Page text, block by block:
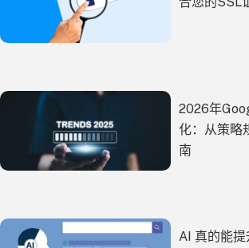
2026年
化：从策略
南
AI 真的能提